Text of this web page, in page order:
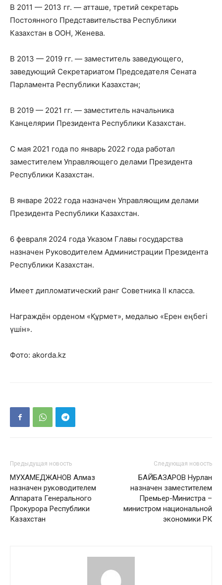
В 2011 — 2013 гг. — атташе, третий секретарь
Постоянного Представительства Республики
Казахстан в ООН, Женева.
В 2013 — 2019 гг. — заместитель заведующего,
заведующий Секретариатом Председателя Сената
Парламента Республики Казахстан;
В 2019 — 2021 гг. — заместитель начальника
Канцелярии Президента Республики Казахстан.
С мая 2021 года по январь 2022 года работал
заместителем Управляющего делами Президента
Республики Казахстан.
В январе 2022 года назначен Управляющим делами
Президента Республики Казахстан.
6 февраля 2024 года Указом Главы государства
назначен Руководителем Администрации Президента
Республики Казахстан.
Имеет дипломатический ранг Советника II класса.
Награждён орденом «Құрмет», медалью «Ерен еңбегі
үшін».
Фото: akorda.kz
Предыдущая новость
МУХАМЕДЖАНОВ Алмаз
назначен руководителем
Аппарата Генерального
Прокурора Республики
Казахстан
Следующая новость
БАЙБАЗАРОВ Нурлан
назначен заместителем
Премьер-Министра –
министром национальной
экономики РК